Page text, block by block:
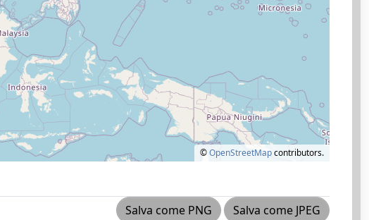
©OpenStreetMapcontributors.
Salva come PNG
Salva come JPEG